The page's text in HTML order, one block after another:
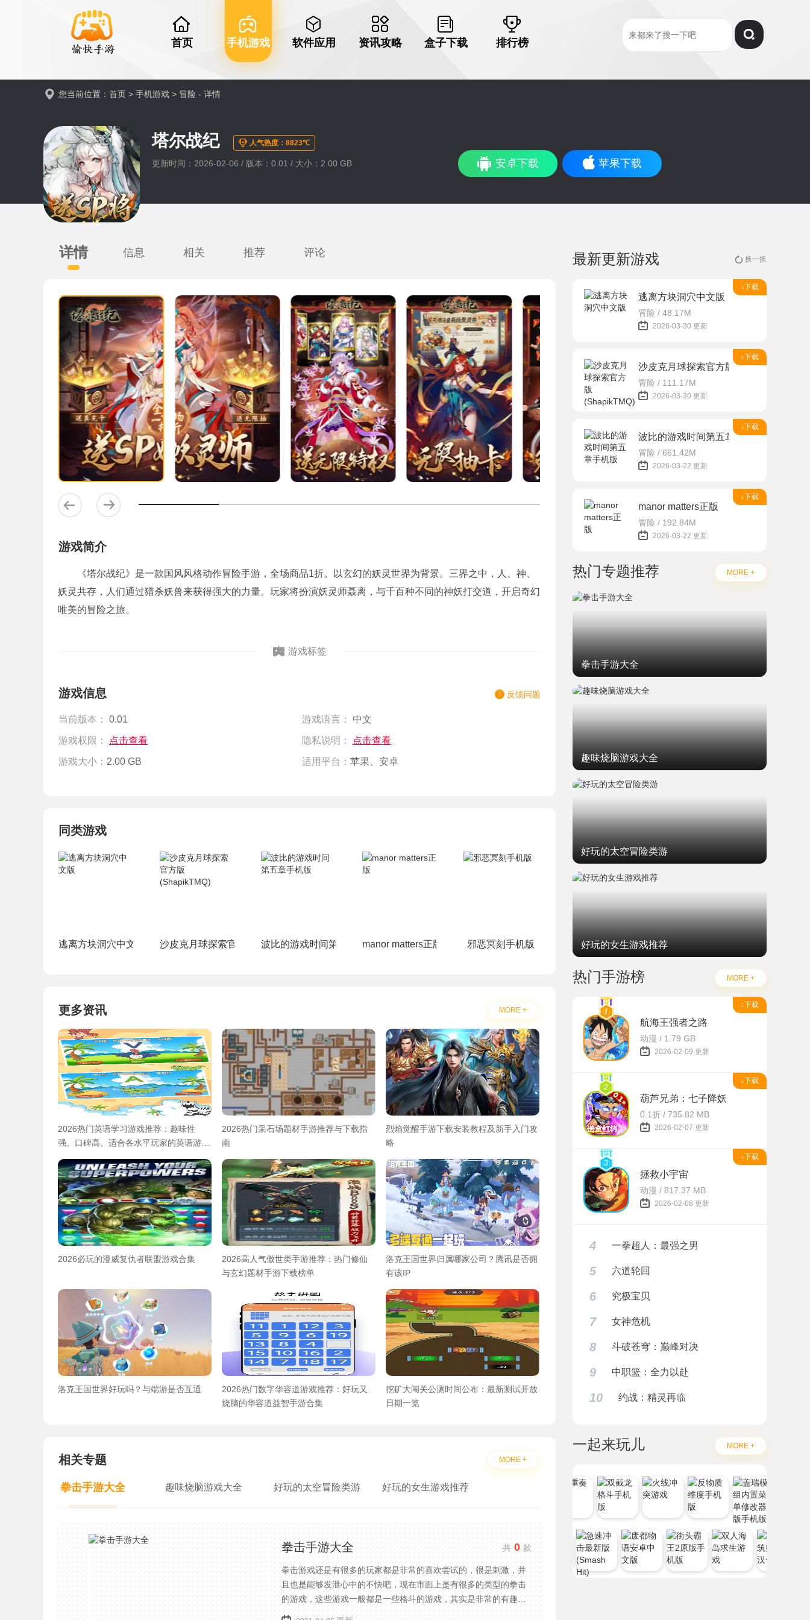
首页 手机游戏 软件应用 资讯攻略 盒子下载 排行榜
您当前位置： 首页 > 手机游戏 > 冒险 - 详情
塔尔战纪 人气热度：8823℃
更新时间：2026-02-06 / 版本：0.01 / 大小：2.00 GB 安卓下载 苹果下载
详情 信息 相关 推荐 评论
游戏简介
《塔尔战纪》是一款国风风格动作冒险手游，全场商品1折。以玄幻的妖灵世界为背景。三界之中，人、神、
妖灵共存，人们通过猎杀妖兽来获得强大的力量。玩家将扮演妖灵师聂离，与千百种不同的神妖打交道，开启奇幻
唯美的冒险之旅。
游戏标签
游戏信息 反馈问题
当前版本： 0.01 游戏语言： 中文
游戏权限： 点击查看 隐私说明： 点击查看
游戏大小： 2.00 GB 适用平台： 苹果、安卓
同类游戏
逃离方块洞穴中文版 沙皮克月球探索官方版(ShapikTMQ)波比的游戏时间第五章手机版manor matters正版 邪恶冥刻手机版
更多资讯 MORE +
2026热门英语学习游戏推荐：趣味性
强、口碑高、适合各水平玩家的英语游戏
2026热门采石场题材手游推荐与下载指
南
烈焰觉醒手游下载安装教程及新手入门攻
略
2026必玩的漫威复仇者联盟游戏合集
2026高人气傲世类手游推荐：热门修仙
与玄幻题材手游下载榜单
洛克王国世界归属哪家公司？腾讯是否拥
有该IP
洛克王国世界好玩吗？与端游是否互通
2026热门数字华容道游戏推荐：好玩又
烧脑的华容道益智手游合集
挖矿大闯关公测时间公布：最新测试开放
日期一览
相关专题 MORE +
拳击手游大全 趣味烧脑游戏大全 好玩的太空冒险类游 好玩的女生游戏推荐
拳击手游大全 共0 款
拳击游戏还是有很多的玩家都是非常的喜欢尝试的，很是刺激，并
且也是能够发泄心中的不快吧，现在市面上是有很多的类型的拳击
的游戏，这些游戏一般都是一些格斗的游戏，其实是非常的有趣，
也是相当的刺激的，游戏中是有一些不同的场景都是能够去进行体
最新更新游戏 换一换
↓下载
逃离方块洞穴中文版
冒险 / 48.17M
2026-03-30 更新
↓下载
沙皮克月球探索官方版(ShapikTMQ)
冒险 / 111.17M
2026-03-30 更新
↓下载
波比的游戏时间第五章手机版
冒险 / 661.42M
2026-03-22 更新
↓下载
manor matters正版
冒险 / 192.84M
2026-03-22 更新
热门专题推荐 MORE +
拳击手游大全
趣味烧脑游戏大全
好玩的太空冒险类游
好玩的女生游戏推荐
热门手游榜 MORE +
↓下载
航海王强者之路
动漫 / 1.79 GB
2026-02-09 更新
↓下载
葫芦兄弟：七子降妖
0.1折 / 735.82 MB
2026-02-07 更新
↓下载
拯救小宇宙
动漫 / 817.37 MB
2026-02-08 更新
4 一拳超人：最强之男
5 六道轮回
6 究极宝贝
7 女神危机
8 斗破苍穹：巅峰对决
9 中职篮：全力以赴
10 约战：精灵再临
一起来玩儿 MORE +